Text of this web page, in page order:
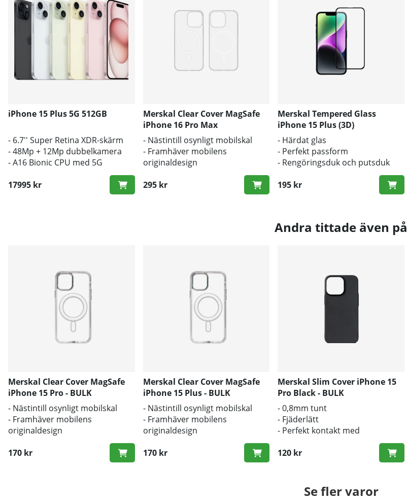
iPhone 15 Plus 5G 512GB
- 6.7'' Super Retina XDR-skärm
- 48Mp + 12Mp dubbelkamera
- A16 Bionic CPU med 5G
17995 kr
Merskal Clear Cover MagSafe
iPhone 16 Pro Max
- Nästintill osynligt mobilskal
- Framhäver mobilens
originaldesign
- Bra skydd mot smuts och repor
295 kr
Merskal Tempered Glass
iPhone 15 Plus (3D)
- Härdat glas
- Perfekt passform
- Rengöringsduk och putsduk
195 kr
Andra tittade även på
Merskal Clear Cover MagSafe
iPhone 15 Pro - BULK
- Nästintill osynligt mobilskal
- Framhäver mobilens
originaldesign
- Bra skydd mot smuts och repor
170 kr
Merskal Clear Cover MagSafe
iPhone 15 Plus - BULK
- Nästintill osynligt mobilskal
- Framhäver mobilens
originaldesign
- Bra skydd mot smuts och repor
170 kr
Merskal Slim Cover iPhone 15
Pro Black - BULK
- 0,8mm tunt
- Fjäderlätt
- Perfekt kontakt med
120 kr
Se fler varor